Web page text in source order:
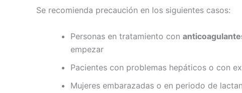
Se recomienda precaución en los siguientes casos:
Personas en tratamiento con
empezar
Pacientes con problemas hepáticos o con
Mujeres embarazadas o en periodo de